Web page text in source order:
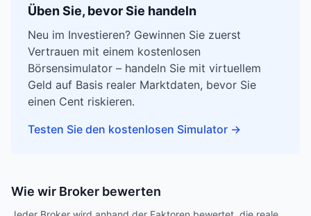
Üben Sie, bevor Sie handeln
Neu im Investieren? Gewinnen Sie zuerst
Vertrauen mit einem kostenlosen
Börsensimulator – handeln Sie mit virtuellem
Geld auf Basis realer Marktdaten, bevor Sie
einen Cent riskieren.
Testen Sie den kostenlosen Simulator →
Wie wir Broker bewerten